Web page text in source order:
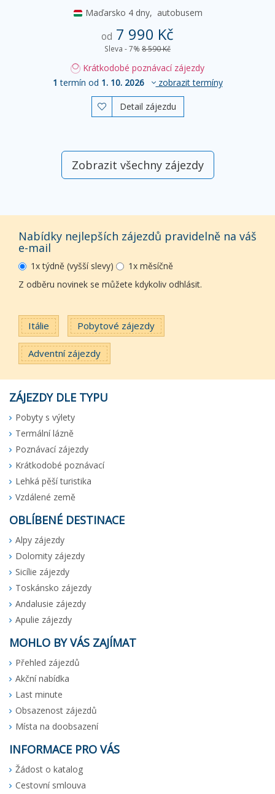
Maďarsko 4 dny, autobusem
od 7 990 Kč
Sleva - 7% 8 590 Kč
Krátkodobé poznávací zájezdy
1 termín od 1. 10. 2026 zobrazit termíny
 Detail zájezdu
Zobrazit všechny zájezdy
Nabídky nejlepších zájezdů pravidelně na váš
e-mail
1x týdně (vyšší slevy)
1x měsíčně
Z odběru novinek se můžete kdykoliv odhlásit.
Itálie Pobytové zájezdy
Adventní zájezdy
ZÁJEZDY DLE TYPU
Pobyty s výlety
Termální lázně
Poznávací zájezdy
Krátkodobé poznávací
Lehká pěší turistika
Vzdálené země
OBLÍBENÉ DESTINACE
Alpy zájezdy
Dolomity zájezdy
Sicílie zájezdy
Toskánsko zájezdy
Andalusie zájezdy
Apulie zájezdy
MOHLO BY VÁS ZAJÍMAT
Přehled zájezdů
Akční nabídka
Last minute
Obsazenost zájezdů
Místa na doobsazení
INFORMACE PRO VÁS
Žádost o katalog
Cestovní smlouva